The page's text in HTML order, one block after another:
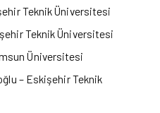
Teknik Üniversitesi
Teknik Üniversitesi
Üniversitesi
– Eskişehir Teknik